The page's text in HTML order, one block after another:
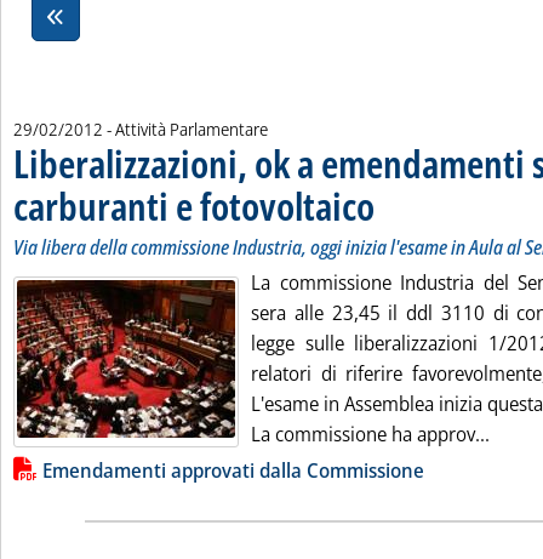
29/02/2012 - Attività Parlamentare
Liberalizzazioni, ok a emendamenti
carburanti e fotovoltaico
Via libera della commissione Industria, oggi inizia l'esame in Aula al
La commissione Industria del
sera alle 23,45 il ddl 3110 di
legge sulle liberalizzazioni 1/
relatori di riferire
L'esame in Assemblea inizia
La commissione ha approv...
Lista allegati PDF alla notizia
Emendamenti approvati dalla Commissione